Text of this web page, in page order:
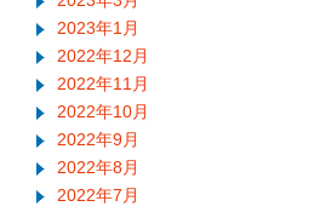
2023年1月
2022年12月
2022年11月
2022年10月
2022年9月
2022年8月
2022年7月